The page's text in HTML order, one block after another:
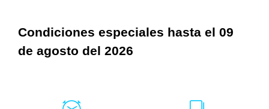
Condiciones especiales hasta el 09
de agosto del 2026